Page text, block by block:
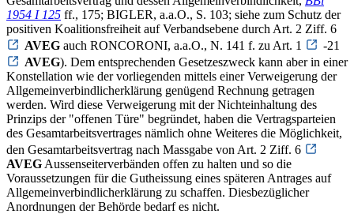
1954 I 125 ff., 175; BIGLER, a.a.O., S. 103; siehe zum Schutz der
positiven Koalitionsfreiheit auf Verbandsebene durch Art. 2 Ziff. 6
AVEG auch RONCORONI, a.a.O., N. 141 f. zu Art. 1
-21
AVEG). Dem entsprechenden Gesetzeszweck kann aber in einer
Konstellation wie der vorliegenden mittels einer Verweigerung der
Allgemeinverbindlicherklärung genügend Rechnung getragen
werden. Wird diese Verweigerung mit der Nichteinhaltung des
Prinzips der "offenen Türe" begründet, haben die Vertragsparteien
des Gesamtarbeitsvertrages nämlich ohne Weiteres die Möglichkeit,
den Gesamtarbeitsvertrag nach Massgabe von Art. 2 Ziff. 6
AVEG Aussenseiterverbänden offen zu halten und so die
Voraussetzungen für die Gutheissung eines späteren Antrages auf
Allgemeinverbindlicherklärung zu schaffen. Diesbezüglicher
Anordnungen der Behörde bedarf es nicht.